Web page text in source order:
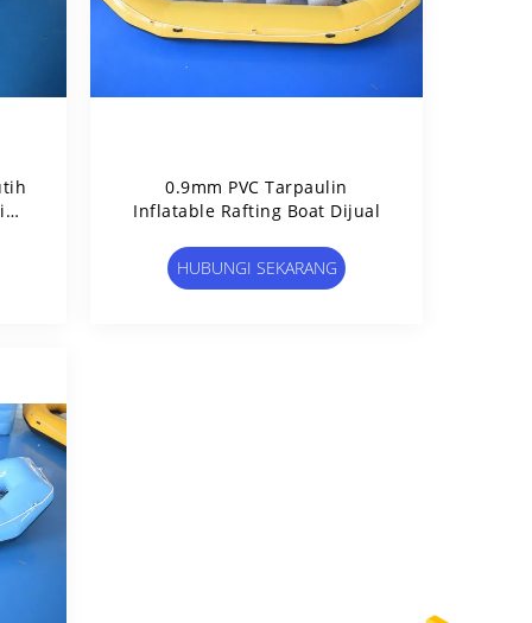
0.9mm PVC Tarpaulin
Inflatable Rafting Boat Dijual
HUBUNGI SEKARANG